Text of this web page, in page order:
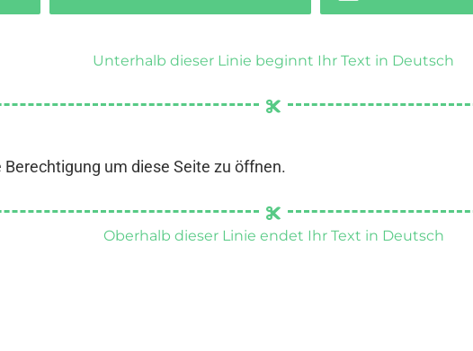
Unterhalb dieser Linie beginnt Ihr Text in Deutsch
um diese Seite zu öffnen.
Oberhalb dieser Linie endet Ihr Text in Deutsch